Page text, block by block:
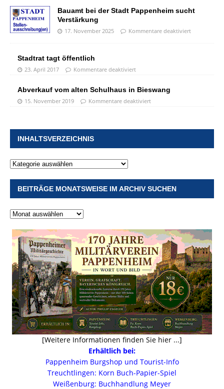
Bauamt bei der Stadt Pappenheim sucht
Verstärkung
17. November 2025 Kommentare deaktiviert
Stadtrat tagt öffentlich
23. April 2017 Kommentare deaktiviert
Abverkauf vom alten Schulhaus in Bieswang
15. November 2019 Kommentare deaktiviert
INHALTSVERZEICHNIS
BEITRÄGE MONATSWEISE IM ARCHIV SUCHEN
[Weitere Informationen finden Sie hier ...]
Erhältlich bei:
Pappenheim Burgshop und Tourist-Info
Treuchtlingen: Korn Buch-Papier-Spiel
Weißenburg: Buchhandlung Meyer